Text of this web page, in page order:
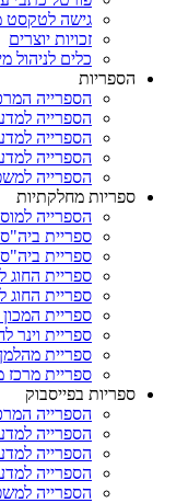
גישה לטקסט
זכויות יוצרים
כלים לניהול
הספריות
הספרייה
הספרייה
הספרייה
הספרייה
הספרייה
ספריות מחלקתיות
הספרייה
ספריית
ספריית
ספריית החוג
ספריית
ספריית המכון
ספריית וינר
ספריית מהלמן
ספריית מרכז
ספריות בפייסבוק
הספרייה
הספרייה
הספרייה
הספרייה
הספרייה